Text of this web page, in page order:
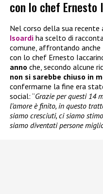
con lo chef Ernesto
Nel corso della sua recente
Isoardi ha scelto di
comune, affrontando
con lo chef Ernesto
anno che, secondo alcune
non si sarebbe chiuso in
confermarne la fine era
social: “Grazie per questi 14
l’amore è finito, in questo
siamo cresciuti, ci siamo
siamo diventati persone